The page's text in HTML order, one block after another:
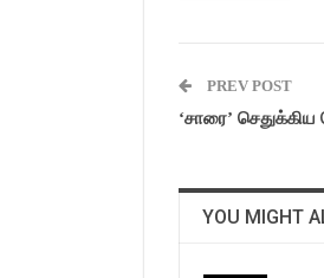
PREV POST
‘சாரை’
YOU MIGHT